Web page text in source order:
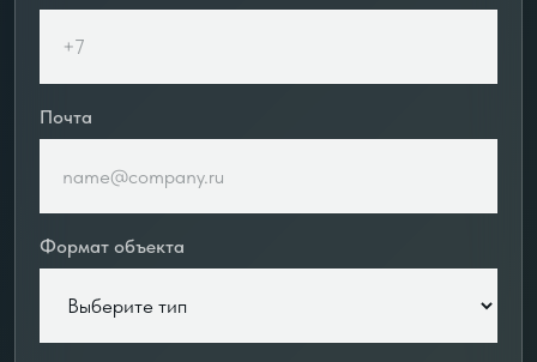
Почта
Формат объекта